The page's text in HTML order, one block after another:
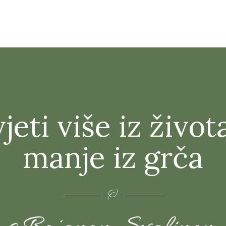
više iz
manje iz grča